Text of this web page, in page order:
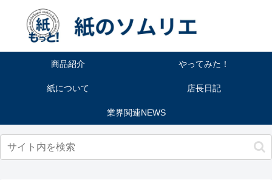
商品紹介 やってみた！
紙について 店長日記
業界関連NEWS